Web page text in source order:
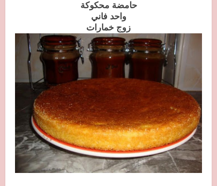
حامضة محكوكة
واحد فاني
زوج خمارات